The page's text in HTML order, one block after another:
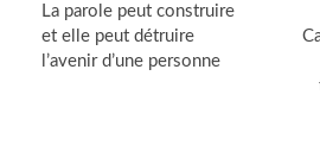
La parole peut construire
et elle peut détruire
l’avenir d’une personne